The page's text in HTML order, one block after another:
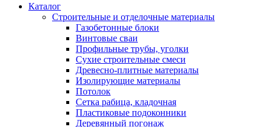
Каталог
Строительные и отделочные материалы
Газобетонные блоки
Винтовые сваи
Профильные трубы, уголки
Сухие строительные смеси
Древесно-плитные материалы
Изолирующие материалы
Потолок
Сетка рабица, кладочная
Пластиковые подоконники
Деревянный погонаж